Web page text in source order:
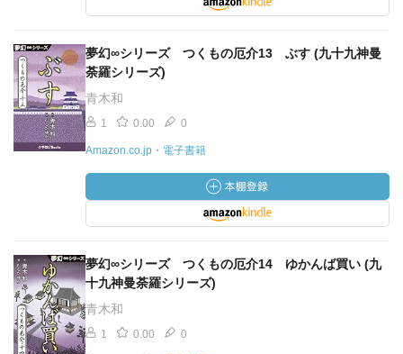
夢幻∞シリーズ つくもの厄介13 ぶす (九十九神曼
荼羅シリーズ)
青木和
1 0.00 0
Amazon.co.jp・電子書籍
夢幻∞シリーズ つくもの厄介14 ゆかんば買い (九
十九神曼荼羅シリーズ)
青木和
1 0.00 0